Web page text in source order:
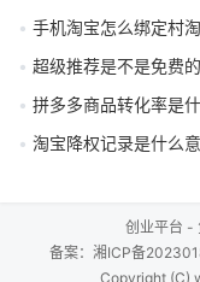
手机淘宝怎么绑定村
超级推荐是不是免费
拼多多商品转化率是
淘宝降权记录是什么
创业平台 -
备案： 湘ICP备
Copyright (C)